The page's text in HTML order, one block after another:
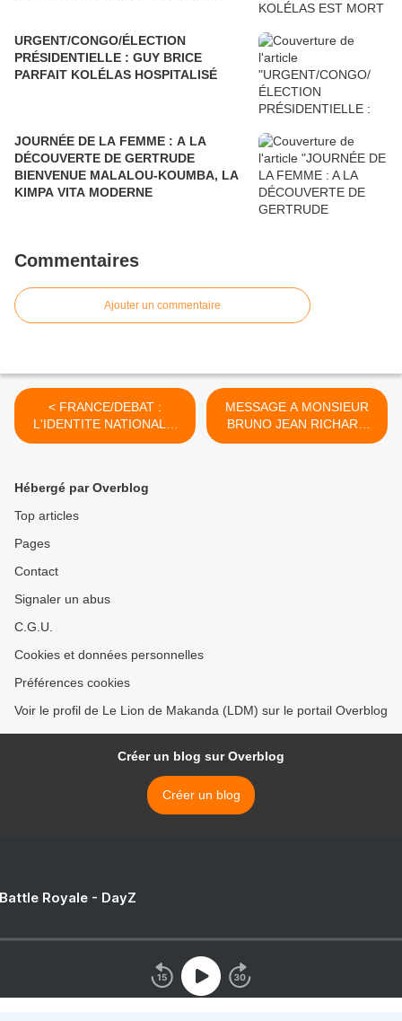
URGENT/CONGO/ÉLECTION
PRÉSIDENTIELLE : GUY BRICE
PARFAIT KOLÉLAS HOSPITALISÉ
JOURNÉE DE LA FEMME : A LA
DÉCOUVERTE DE GERTRUDE
BIENVENUE MALALOU-KOUMBA, LA
KIMPA VITA MODERNE
Commentaires
Ajouter un commentaire
< FRANCE/DEBAT :
L'IDENTITE NATIONALE,
PARLONS-EN !
MESSAGE A MONSIEUR
BRUNO JEAN RICHARD
ITOUA : "ARRETEZ DE
Hébergé par Overblog
Top articles
Pages
Contact
Signaler un abus
C.G.U.
Cookies et données personnelles
Préférences cookies
Voir le profil de Le Lion de Makanda (LDM) sur le portail Overblog
Créer un blog sur Overblog
Créer un blog
Royale - DayZ